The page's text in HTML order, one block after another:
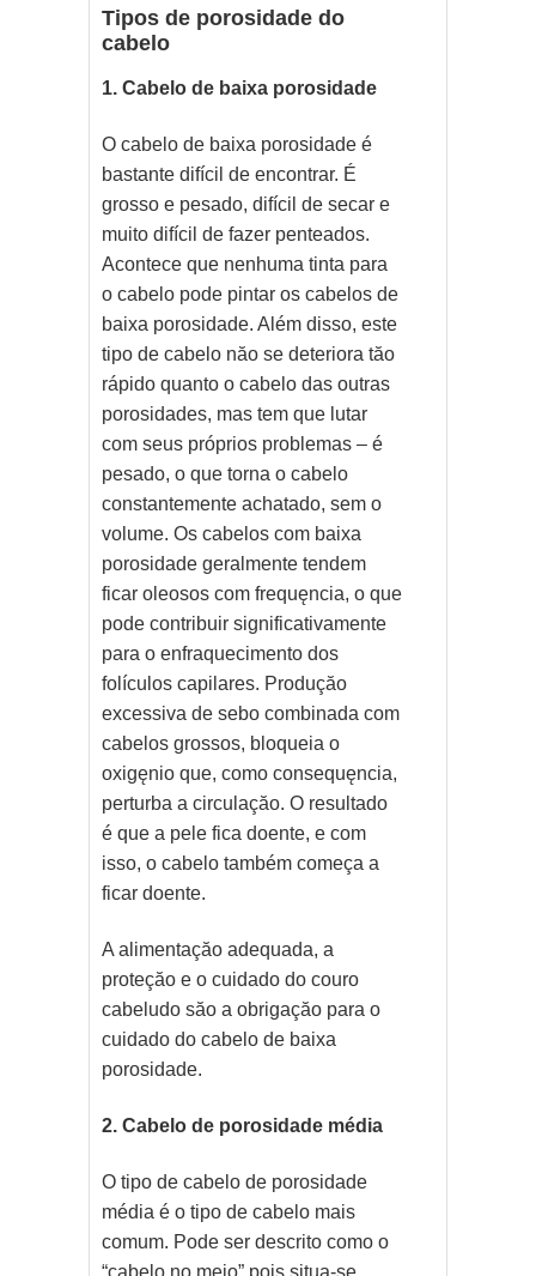
Tipos de porosidade do
cabelo
1. Cabelo de baixa porosidade
O cabelo de baixa porosidade é
bastante difícil de encontrar. É
grosso e pesado, difícil de secar e
muito difícil de fazer penteados.
Acontece que nenhuma tinta para
o cabelo pode pintar os cabelos de
baixa porosidade. Além disso, este
tipo de cabelo năo se deteriora tăo
rápido quanto o cabelo das outras
porosidades, mas tem que lutar
com seus próprios problemas – é
pesado, o que torna o cabelo
constantemente achatado, sem o
volume. Os cabelos com baixa
porosidade geralmente tendem
ficar oleosos com frequęncia, o que
pode contribuir significativamente
para o enfraquecimento dos
folículos capilares. Produçăo
excessiva de sebo combinada com
cabelos grossos, bloqueia o
oxigęnio que, como consequęncia,
perturba a circulaçăo. O resultado
é que a pele fica doente, e com
isso, o cabelo também começa a
ficar doente.
A alimentaçăo adequada, a
proteçăo e o cuidado do couro
cabeludo săo a obrigaçăo para o
cuidado do cabelo de baixa
porosidade.
2. Cabelo de porosidade média
O tipo de cabelo de porosidade
média é o tipo de cabelo mais
comum. Pode ser descrito como o
“cabelo no meio” pois situa-se